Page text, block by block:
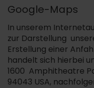
Google-Maps
In unserem
zur Darstellung
Erstellung einer
handelt sich hierbei
1600 Amphitheatre
94043 USA,